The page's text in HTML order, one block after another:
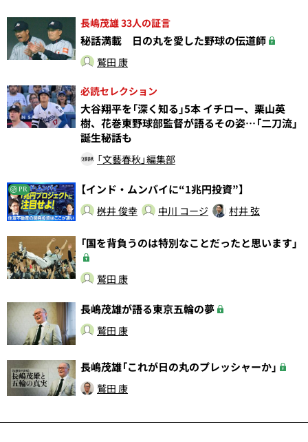
長嶋茂雄 33人の証言
秘話満載 日の丸を愛した野球の伝道師
鷲田 康
必読セレクション
大谷翔平を「深く知る」5本 イチロー、栗山英
樹、花巻東野球部監督が語るその姿…「二刀流」
誕生秘話も
「文藝春秋」編集部
PR 【インド・ムンバイに“1兆円投資”】
桝井 俊幸 中川 コージ 村井 弦
「国を背負うのは特別なことだったと思います」
鷲田 康
長嶋茂雄が語る東京五輪の夢
鷲田 康
長嶋茂雄「これが日の丸のプレッシャーか」
鷲田 康